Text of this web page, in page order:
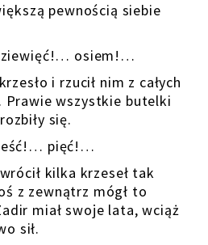
pewnością siebie
osiem!…
i rzucił nim z całych
Prawie wszystkie butelki
się.
pięć!…
kilka krzeseł tak
z zewnątrz mógł to
miał swoje lata, wciąż
sił.